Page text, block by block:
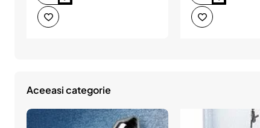
fara
soclu
24v
pozitie
12v
t4w
Aceeasi categorie